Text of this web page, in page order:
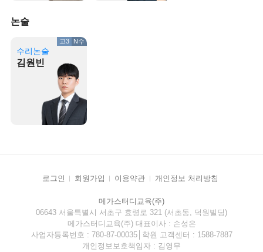
논술
수리논술
김원빈
고3 N수
로그인 회원가입 이용약관 개인정보 처리방침
메가스터디교육(주)
06643 서울특별시 서초구 효령로 321 (서초동, 덕원빌딩)
메가스터디교육(주) 대표이사 : 손성은
사업자등록번호 : 780-87-00035│학원 고객센터 : 1588-7887
개인정보보호책임자 : 김영무